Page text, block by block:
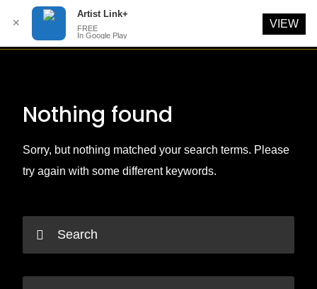
Nothing found
Sorry, but nothing matched your search terms. Please
try again with some different keywords.
✕
Artist Link+
FREE
In Google Play
VIEW